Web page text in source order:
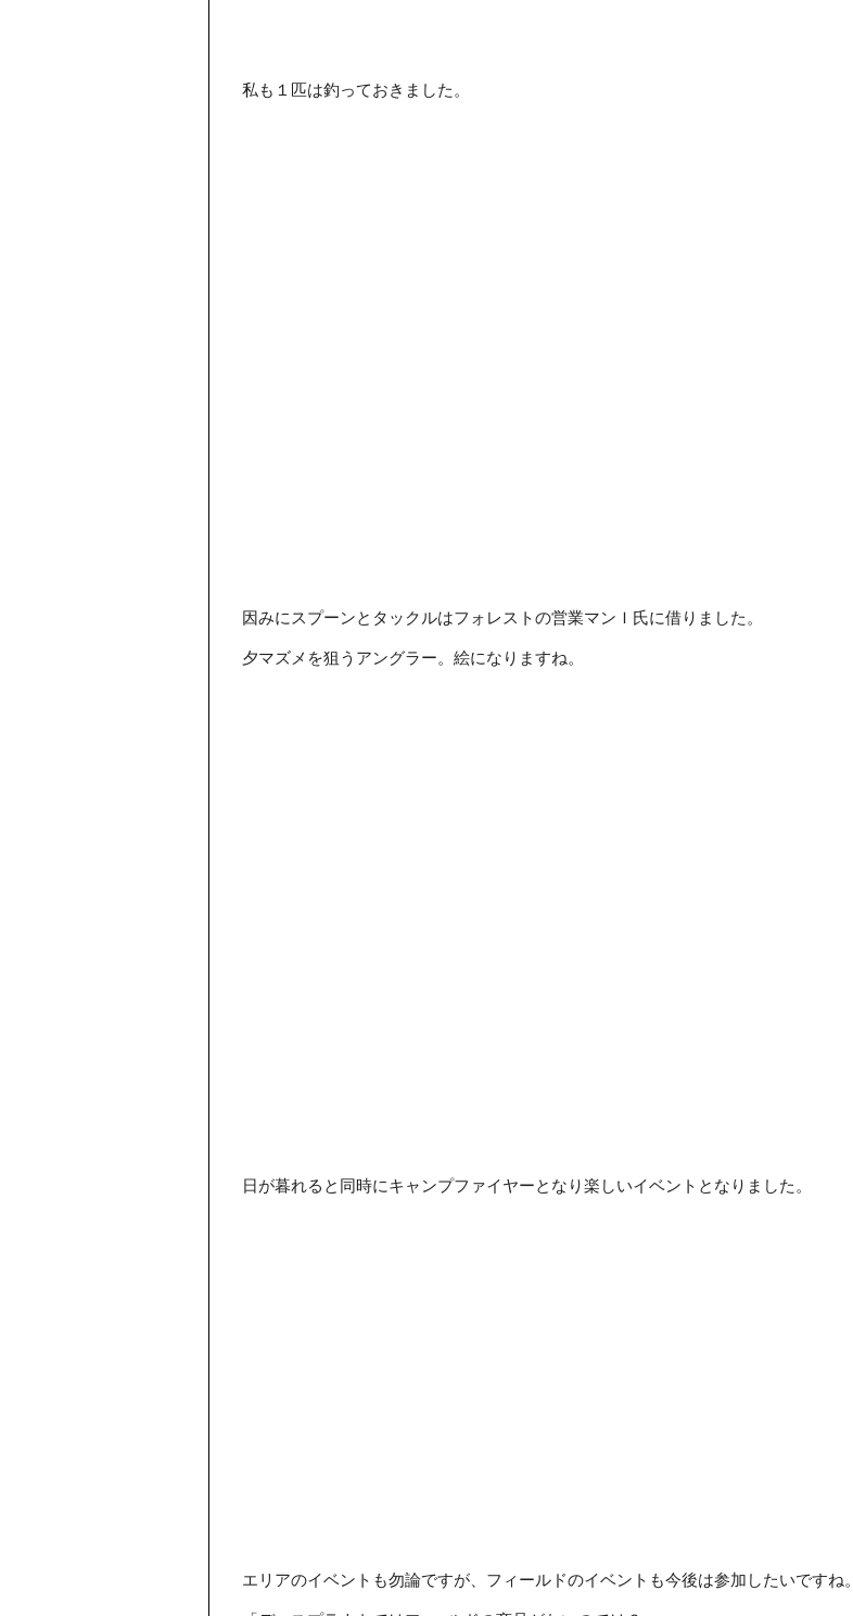
私も１匹は釣っておきました。
因みにスプーンとタックルはフォレストの営業マンＩ氏に借りました。
夕マズメを狙うアングラー。絵になりますね。
日が暮れると同時にキャンプファイヤーとなり楽しいイベントとなりました。
エリアのイベントも勿論ですが、フィールドのイベントも今後は参加したいですね。